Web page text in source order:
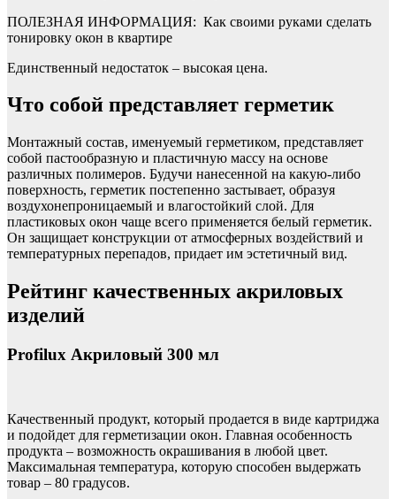
ПОЛЕЗНАЯ ИНФОРМАЦИЯ: Как своими руками сделать
тонировку окон в квартире
Единственный недостаток – высокая цена.
Что собой представляет герметик
Монтажный состав, именуемый герметиком, представляет
собой пастообразную и пластичную массу на основе
различных полимеров. Будучи нанесенной на какую-либо
поверхность, герметик постепенно застывает, образуя
воздухонепроницаемый и влагостойкий слой. Для
пластиковых окон чаще всего применяется белый герметик.
Он защищает конструкции от атмосферных воздействий и
температурных перепадов, придает им эстетичный вид.
Рейтинг качественных акриловых
изделий
Profilux Акриловый 300 мл
Качественный продукт, который продается в виде картриджа
и подойдет для герметизации окон. Главная особенность
продукта – возможность окрашивания в любой цвет.
Максимальная температура, которую способен выдержать
товар – 80 градусов.